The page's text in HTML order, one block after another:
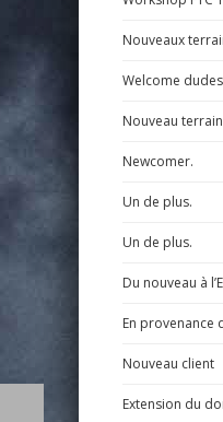
Nouveaux
Welcome
Nouveau
Newcomer.
Un de plus.
Un de plus.
Du nouveau à
En provenance
Nouveau client
Extension du